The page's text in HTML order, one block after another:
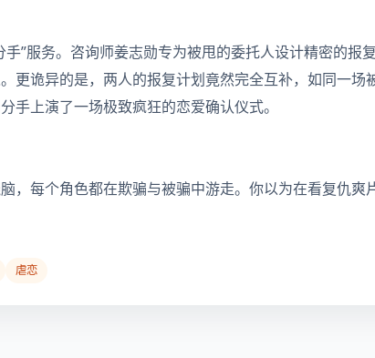
”服务。咨询师姜志勋专为被甩的委托人设计精密的
更诡异的是，两人的报复计划竟然完全互补，如同一
上演了一场极致疯狂的恋爱确认仪式。
，每个角色都在欺骗与被骗中游走。你以为在看复仇爽
虐恋